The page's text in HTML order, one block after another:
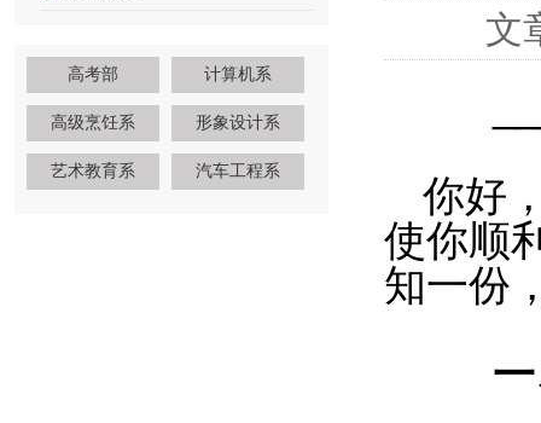
高考部 计算机系
高级烹饪系 形象设计系
艺术教育系 汽车工程系
文
你好
使你顺
知一份
一、